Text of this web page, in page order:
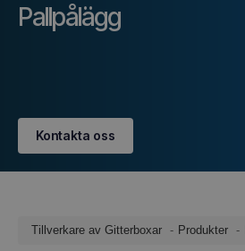
Pallpålägg
Kontakta oss
Tillverkare av Gitterboxar Produkter